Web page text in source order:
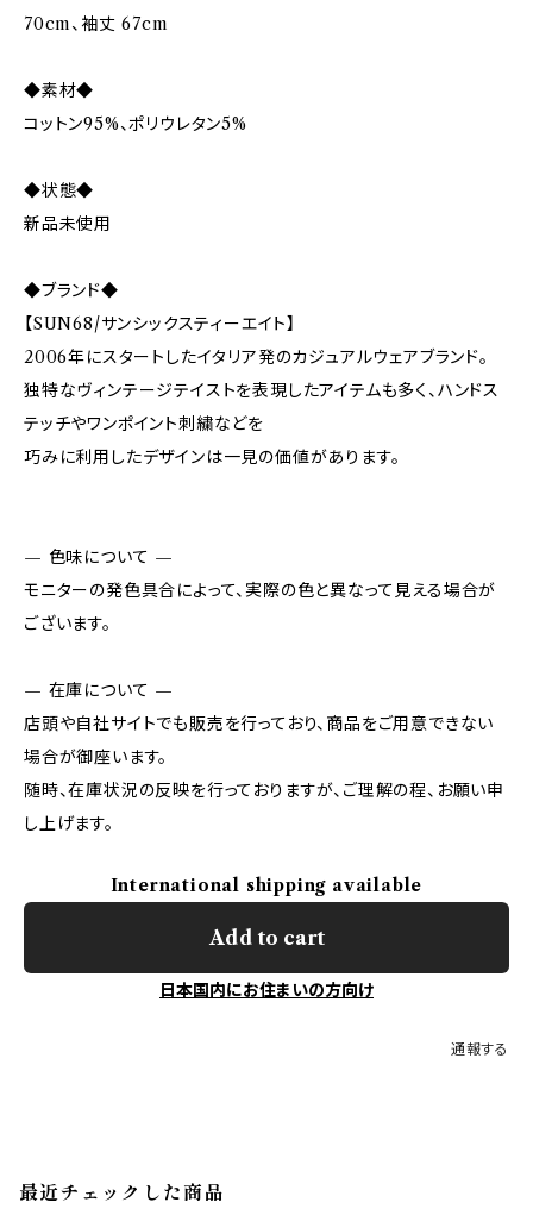
70cm、袖丈 67cm
◆素材◆
コットン95%、ポリウレタン5%
◆状態◆
新品未使用
◆ブランド◆
【SUN68/サンシックスティーエイト】
2006年にスタートしたイタリア発のカジュアルウェアブランド。
独特なヴィンテージテイストを表現したアイテムも多く、ハンドス
テッチやワンポイント刺繍などを
巧みに利用したデザインは一見の価値があります。
— 色味について —
モニターの発色具合によって、実際の色と異なって見える場合が
ございます。
— 在庫について —
店頭や自社サイトでも販売を行っており、商品をご用意できない
場合が御座います。
随時、在庫状況の反映を行っておりますが、ご理解の程、お願い申
し上げます。
International shipping available
Add to cart
日本国内にお住まいの方向け
通報する
最近チェックした商品